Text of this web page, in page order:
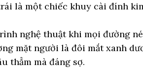
là một chiếc khuy cài đính
nghệ thuật khi mọi đường
mặt người là đôi mắt xanh
thẳm mà đáng sợ.